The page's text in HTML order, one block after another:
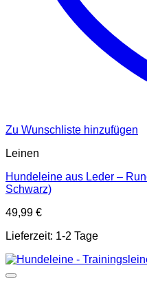
Zu Wunschliste hinzufügen
Leinen
Hundeleine aus Leder –
Schwarz)
49,99 €
Lieferzeit: 1-2 Tage